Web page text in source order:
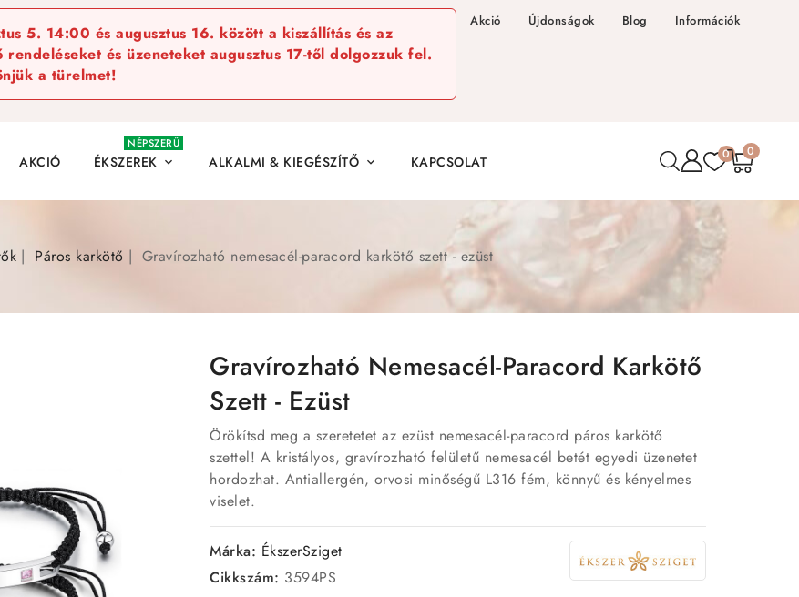
5. 14:00 és augusztus 16. között a kiszállítás és az
és üzeneteket augusztus 17-től dolgozzuk fel.
a türelmet!
Akció Újdonságok Blog Információk
AKCIÓ ÉKSZEREK 
NÉPSZERŰ
ALKALMI & KIEGÉSZÍTŐ  KAPCSOLAT 0 0
Páros karkötő Gravírozható nemesacél-paracord karkötő szett - ezüst
Gravírozható Nemesacél-Paracord Karkötő
Szett - Ezüst
Örökítsd meg a szeretetet az ezüst nemesacél-paracord páros karkötő
szettel! A kristályos, gravírozható felületű nemesacél betét egyedi üzenetet
hordozhat. Antiallergén, orvosi minőségű L316 fém, könnyű és kényelmes
viselet.
Márka: ÉkszerSziget
Cikkszám: 3594PS